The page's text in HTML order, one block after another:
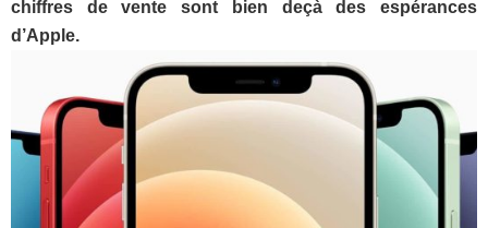
chiffres de vente sont bien deçà des espérances
d’Apple.